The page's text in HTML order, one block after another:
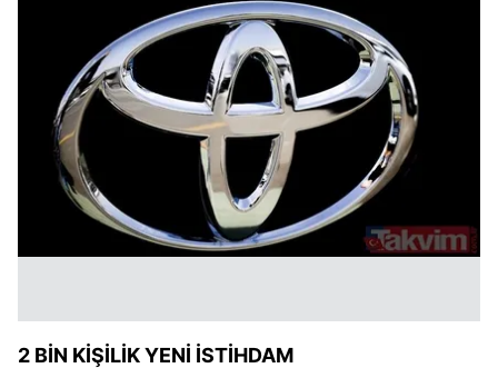
Çerezlere ilişkin tercihlerinizi aşağıda yer alan panel
vasıtasıyla belirleyebilirsiniz. Çerezlere ilişkin detaylı bilgi
için Ayarlar butonuna tıklayabilir,Çerez Bilgilendirme
Metnimiziziyaret edebilirsiniz.
6698 sayılı Kişisel Verilerin Korunması Kanunu uyarınca
hazırlanmış Aydınlatma Metnimizi okumak ve sitemizde
ilgili mevzuata uygun olarak kullanılan çerezlerle ilgili bilgi
almak için lütfentıklayınız.
2 BİN KİŞİLİK YENİ İSTİHDAM